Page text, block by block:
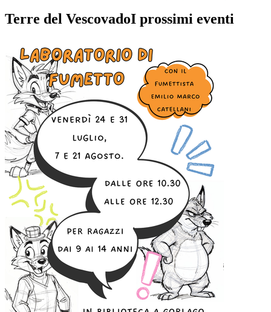
Terre del VescovadoI prossimi eventi